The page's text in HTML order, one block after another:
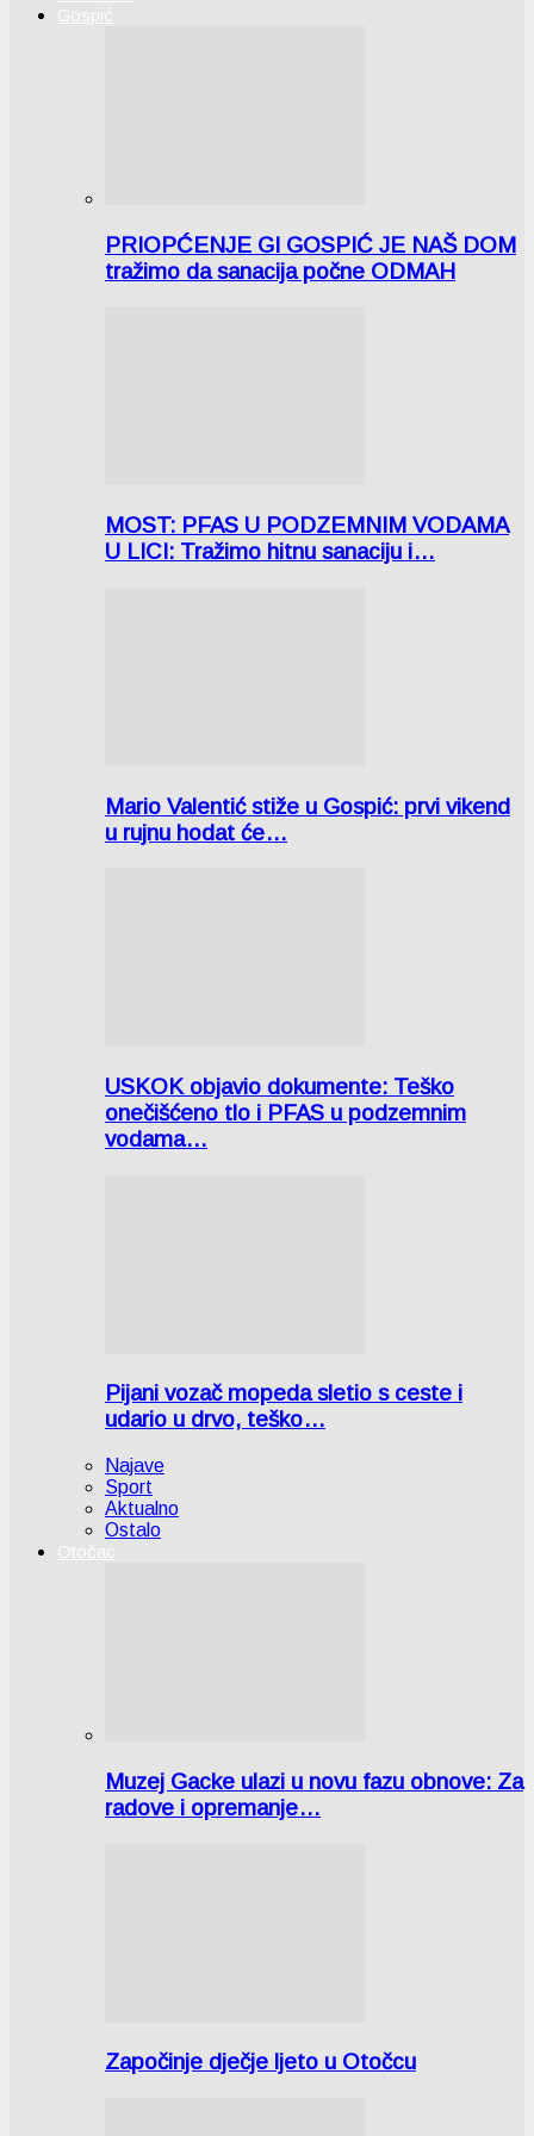
Gospić
PRIOPĆENJE GI GOSPIĆ JE NAŠ DOM
tražimo da sanacija počne ODMAH
MOST: PFAS U PODZEMNIM VODAMA
U LICI: Tražimo hitnu sanaciju i…
Mario Valentić stiže u Gospić: prvi vikend
u rujnu hodat će…
USKOK objavio dokumente: Teško
onečišćeno tlo i PFAS u podzemnim
vodama…
Pijani vozač mopeda sletio s ceste i
udario u drvo, teško…
Najave
Sport
Aktualno
Ostalo
Otočac
Muzej Gacke ulazi u novu fazu obnove: Za
radove i opremanje…
Započinje dječje ljeto u Otočcu